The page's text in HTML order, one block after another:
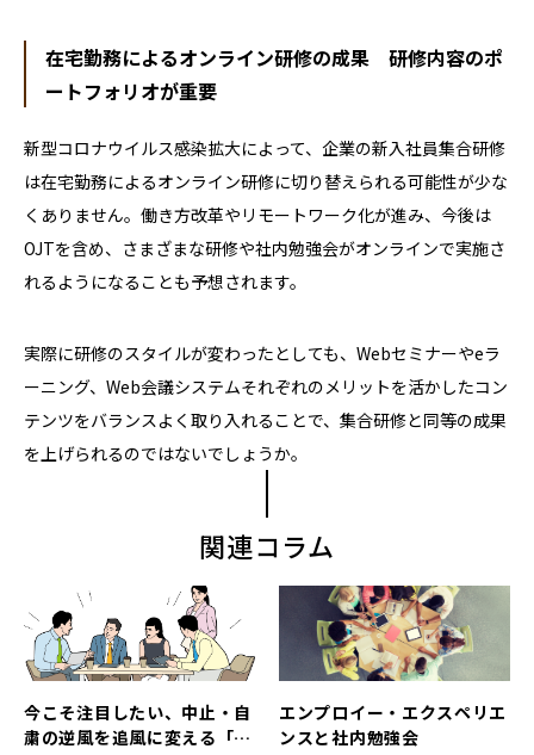
在宅勤務によるオンライン研修の成果 研修内容のポ
ートフォリオが重要
新型コロナウイルス感染拡大によって、企業の新入社員集合研修
は在宅勤務によるオンライン研修に切り替えられる可能性が少な
くありません。働き方改革やリモートワーク化が進み、今後は
OJTを含め、さまざまな研修や社内勉強会がオンラインで実施さ
れるようになることも予想されます。
実際に研修のスタイルが変わったとしても、Webセミナーやeラ
ーニング、Web会議システムそれぞれのメリットを活かしたコン
テンツをバランスよく取り入れることで、集合研修と同等の成果
を上げられるのではないでしょうか。
関連コラム
今こそ注目したい、中止・自
粛の逆風を追風に変える「社
エンプロイー・エクスペリエ
ンスと社内勉強会